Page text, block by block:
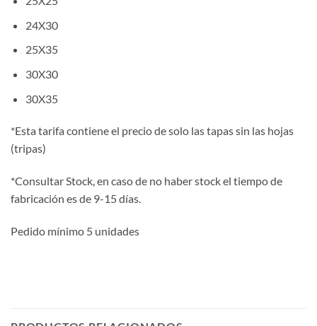
24X30
25X35
30X30
30X35
*Esta tarifa contiene el precio de solo las tapas sin las hojas
(tripas)
*Consultar Stock, en caso de no haber stock el tiempo de
fabricación es de 9-15 días.
Pedido mínimo 5 unidades